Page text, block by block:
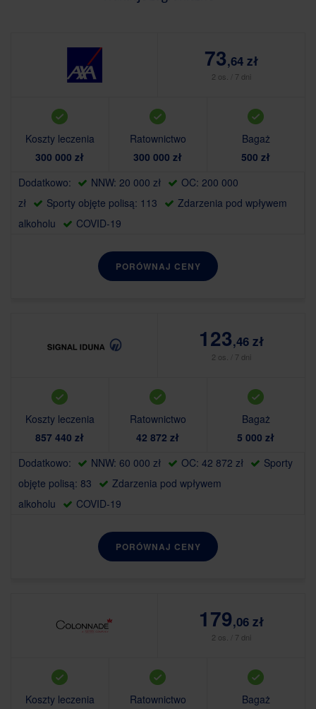
Koszty leczenia
300 000 zł
Ratownictwo
300 000 zł
Bagaż
500 zł
Dodatkowo:
NNW: 20 000 zł
OC: 200 000
zł
Sporty objęte polisą: 113
Zdarzenia pod wpływem
alkoholu
COVID-19
73,64 zł
2 os. / 7 dni
PORÓWNAJ CENY
Koszty leczenia
857 440 zł
Ratownictwo
42 872 zł
Bagaż
5 000 zł
Dodatkowo:
NNW: 60 000 zł OC: 42 872 zł
Sporty
objęte polisą: 83
Zdarzenia pod wpływem
alkoholu
COVID-19
123,46 zł
2 os. / 7 dni
PORÓWNAJ CENY
Koszty leczenia
Ratownictwo
Bagaż
179,06 zł
2 os. / 7 dni